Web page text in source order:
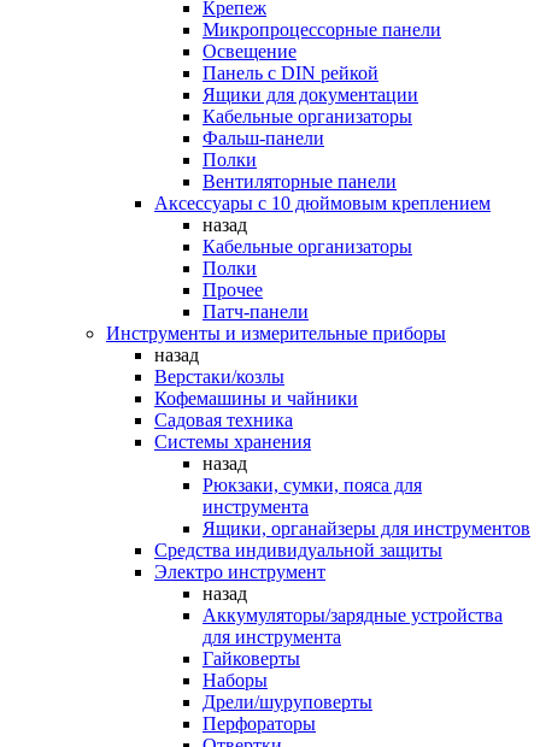
Крепеж
Микропроцессорные панели
Освещение
Панель с DIN рейкой
Ящики для документации
Кабельные организаторы
Фальш-панели
Полки
Вентиляторные панели
Аксессуары с 10 дюймовым креплением
назад
Кабельные организаторы
Полки
Прочее
Патч-панели
Инструменты и измерительные приборы
назад
Верстаки/козлы
Кофемашины и чайники
Садовая техника
Системы хранения
назад
Рюкзаки, сумки, пояса для
инструмента
Ящики, органайзеры для инструментов
Средства индивидуальной защиты
Электро инструмент
назад
Аккумуляторы/зарядные устройства
для инструмента
Гайковерты
Наборы
Дрели/шуруповерты
Перфораторы